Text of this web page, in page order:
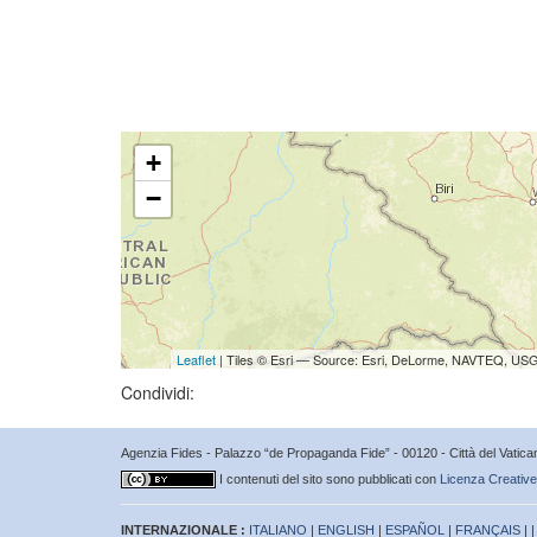
+
−
Leaflet| Tiles © Esri — Source: Esri, DeLorme, NAVTEQ,
Condividi:
Agenzia Fides - Palazzo “de Propaganda Fide” - 00120 - Città del
I contenuti del sito sono pubblicati con Licenza
INTERNAZIONALE : ITALIANO | ENGLISH | ESPAÑOL | FRANÇAIS | |